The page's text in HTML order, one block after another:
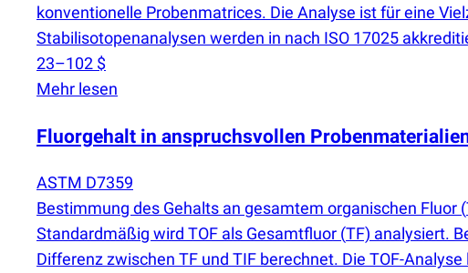
konventionelle Probenmatrices. Die Analyse ist für eine
Stabilisotopenanalysen werden in nach ISO 17025
23–102 $
Mehr lesen
Fluorgehalt in anspruchsvollen
ASTM D7359
Bestimmung des Gehalts an gesamtem organischen Fluor (
Standardmäßig wird TOF als Gesamtfluor (TF) analysiert.
Differenz zwischen TF und TIF berechnet. Die TOF-